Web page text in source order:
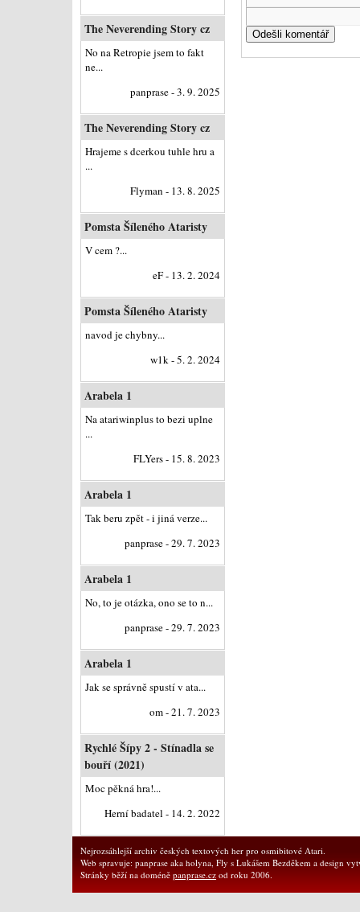
The Neverending Story cz
No na Retropie jsem to fakt
ne...
panprase - 3. 9. 2025
The Neverending Story cz
Hrajeme s dcerkou tuhle hru a
...
Flyman - 13. 8. 2025
Pomsta Šíleného Ataristy
V cem ?...
eF - 13. 2. 2024
Pomsta Šíleného Ataristy
navod je chybny...
w1k - 5. 2. 2024
Arabela 1
Na atariwinplus to bezi uplne
...
FLYers - 15. 8. 2023
Arabela 1
Tak beru zpět - i jiná verze...
panprase - 29. 7. 2023
Arabela 1
No, to je otázka, ono se to n...
panprase - 29. 7. 2023
Arabela 1
Jak se správně spustí v ata...
om - 21. 7. 2023
Rychlé Šípy 2 - Stínadla se
bouří (2021)
Moc pěkná hra!...
Herní badatel - 14. 2. 2022
Nejrozsáhlejší archiv českých textových her pro osmibitové Atari.
Web spravuje: panprase aka holyna, Fly s Lukášem Bezděkem a design
Stránky běží na doméně panprase.cz od roku 2006.